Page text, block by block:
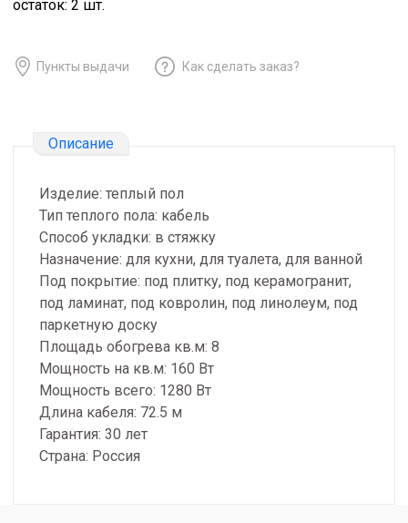
остаток: 2 шт.
Пункты выдачи Как сделать заказ?
Описание
Изделие: теплый пол
Тип теплого пола: кабель
Способ укладки: в стяжку
Назначение: для кухни, для туалета, для ванной
Под покрытие: под плитку, под керамогранит,
под ламинат, под ковролин, под линолеум, под
паркетную доску
Площадь обогрева кв.м: 8
Мощность на кв.м: 160 Вт
Мощность всего: 1280 Вт
Длина кабеля: 72.5 м
Гарантия: 30 лет
Страна: Россия